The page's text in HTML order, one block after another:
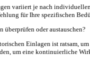
variiert je nach
für Ihre spezifischen
überprüfen oder austauschen?
Einlagen ist ratsam,
um eine kontinuierliche